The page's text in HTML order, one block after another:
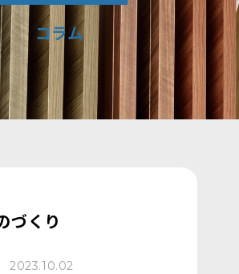
コラム
づくり
2023.10.02